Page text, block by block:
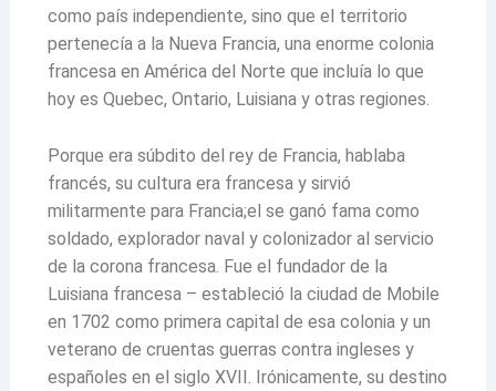
como país independiente, sino que el territorio
pertenecía a la Nueva Francia, una enorme colonia
francesa en América del Norte que incluía lo que
hoy es Quebec, Ontario, Luisiana y otras regiones.
Porque era súbdito del rey de Francia, hablaba
francés, su cultura era francesa y sirvió
militarmente para Francia;el se ganó fama como
soldado, explorador naval y colonizador al servicio
de la corona francesa. Fue el fundador de la
Luisiana francesa – estableció la ciudad de Mobile
en 1702 como primera capital de esa colonia y un
veterano de cruentas guerras contra ingleses y
españoles en el siglo XVII. Irónicamente, su destino